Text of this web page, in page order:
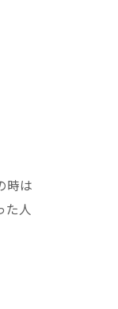
時は
た人